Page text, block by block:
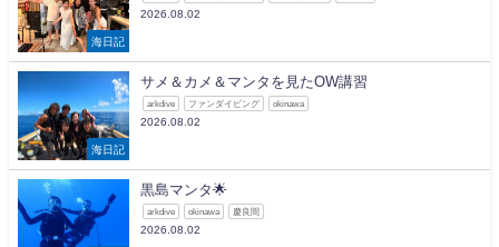
海日記
2026.08.02
海日記
サメ＆カメ＆マンタを見たOW講習
arkdive ファンダイビング okinawa
2026.08.02
黒島マンタ🌟
arkdive okinawa 慶良間
2026.08.02